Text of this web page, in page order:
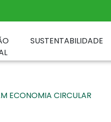
SUSTENTABILIDADE
ECONOMIA CIRCULAR